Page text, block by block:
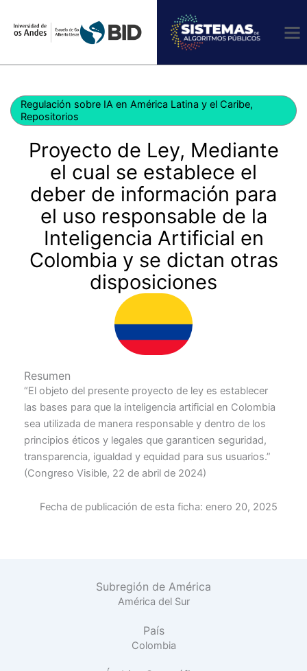
Regulación sobre IA en América Latina y el Caribe,
Repositorios
Proyecto de Ley, Mediante
el cual se establece el
deber de información para
el uso responsable de la
Inteligencia Artificial en
Colombia y se dictan otras
disposiciones
Resumen
“El objeto del presente proyecto de ley es establecer
las bases para que la inteligencia artificial en Colombia
sea utilizada de manera responsable y dentro de los
principios éticos y legales que garanticen seguridad,
transparencia, igualdad y equidad para sus usuarios.”
(Congreso Visible, 22 de abril de 2024)
Fecha de publicación de esta ficha: enero 20, 2025
Subregión de América
América del Sur
País
Colombia